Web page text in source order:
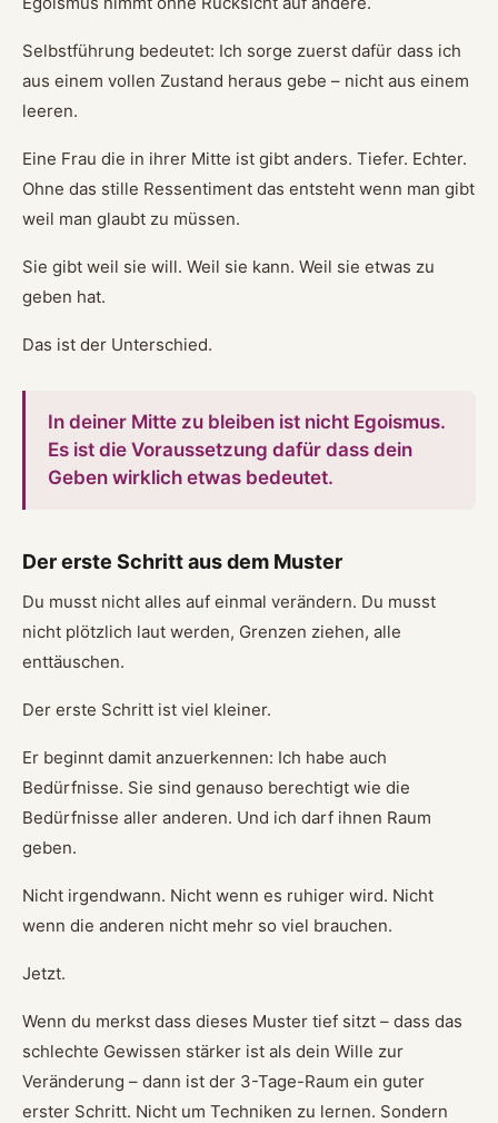
Selbstführung bedeutet: Ich sorge zuerst dafür dass ich
aus einem vollen Zustand heraus gebe – nicht aus einem
leeren.
Eine Frau die in ihrer Mitte ist gibt anders. Tiefer. Echter.
Ohne das stille Ressentiment das entsteht wenn man gibt
weil man glaubt zu müssen.
Sie gibt weil sie will. Weil sie kann. Weil sie etwas zu
geben hat.
Das ist der Unterschied.
In deiner Mitte zu bleiben ist nicht Egoismus.
Es ist die Voraussetzung dafür dass dein
Geben wirklich etwas bedeutet.
Der erste Schritt aus dem Muster
Du musst nicht alles auf einmal verändern. Du musst
nicht plötzlich laut werden, Grenzen ziehen, alle
enttäuschen.
Der erste Schritt ist viel kleiner.
Er beginnt damit anzuerkennen: Ich habe auch
Bedürfnisse. Sie sind genauso berechtigt wie die
Bedürfnisse aller anderen. Und ich darf ihnen Raum
geben.
Nicht irgendwann. Nicht wenn es ruhiger wird. Nicht
wenn die anderen nicht mehr so viel brauchen.
Jetzt.
Wenn du merkst dass dieses Muster tief sitzt – dass das
schlechte Gewissen stärker ist als dein Wille zur
Veränderung – dann ist der 3-Tage-Raum ein guter
erster Schritt. Nicht um Techniken zu lernen. Sondern